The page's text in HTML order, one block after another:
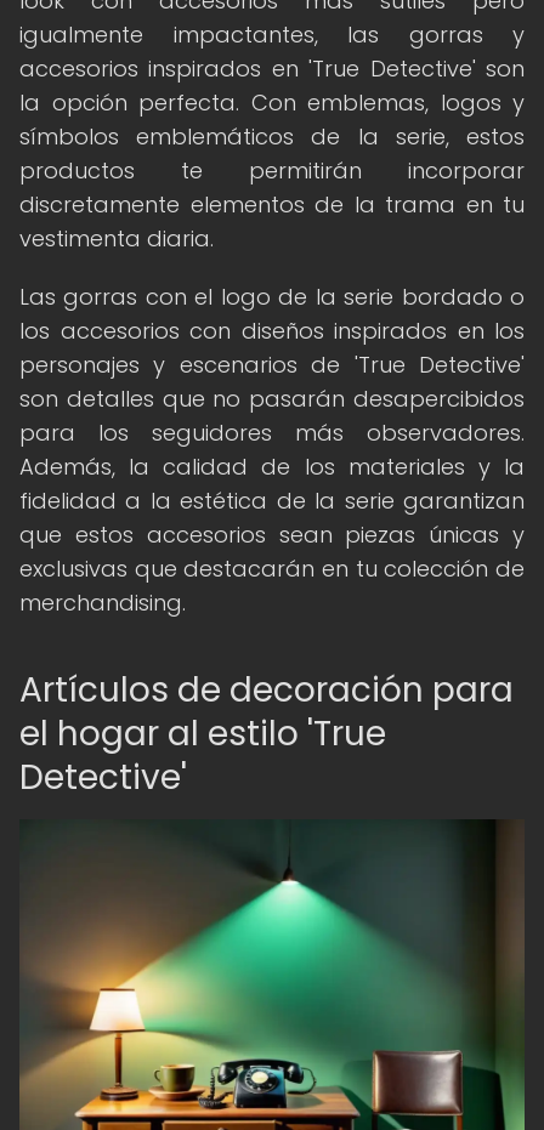
igualmente impactantes, las gorras y
accesorios inspirados en 'True Detective' son
la opción perfecta. Con emblemas, logos y
símbolos emblemáticos de la serie, estos
productos te permitirán incorporar
discretamente elementos de la trama en tu
vestimenta diaria.
Las gorras con el logo de la serie bordado o
los accesorios con diseños inspirados en los
personajes y escenarios de 'True Detective'
son detalles que no pasarán desapercibidos
para los seguidores más observadores.
Además, la calidad de los materiales y la
fidelidad a la estética de la serie garantizan
que estos accesorios sean piezas únicas y
exclusivas que destacarán en tu colección de
merchandising.
Artículos de decoración para
el hogar al estilo 'True
Detective'